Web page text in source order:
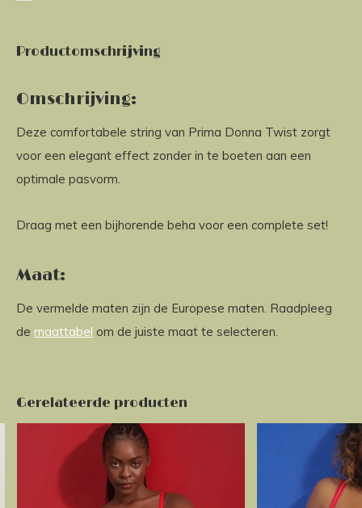
Productomschrijving
Omschrijving:
Deze comfortabele string van Prima Donna Twist zorgt
voor een elegant effect zonder in te boeten aan een
optimale pasvorm.
Draag met een bijhorende beha voor een complete set!
Maat:
De vermelde maten zijn de Europese maten. Raadpleeg
de maattabel om de juiste maat te selecteren.
Gerelateerde producten